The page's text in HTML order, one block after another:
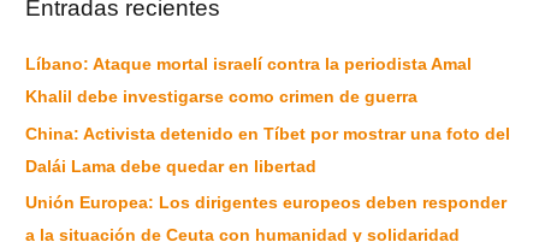
Entradas recientes
Líbano: Ataque mortal israelí contra la periodista Amal
Khalil debe investigarse como crimen de guerra
China: Activista detenido en Tíbet por mostrar una foto del
Dalái Lama debe quedar en libertad
Unión Europea: Los dirigentes europeos deben responder
a la situación de Ceuta con humanidad y solidaridad